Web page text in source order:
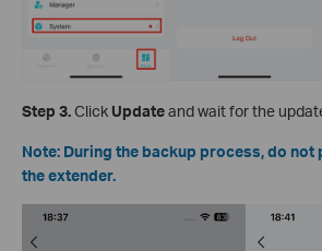
Step 3.Click Updateand wait for the
Note: During the backup process, do
the extender.